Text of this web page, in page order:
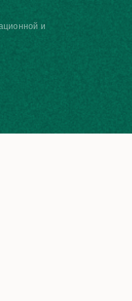
и